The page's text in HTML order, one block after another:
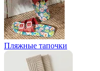
Пляжные тапочки